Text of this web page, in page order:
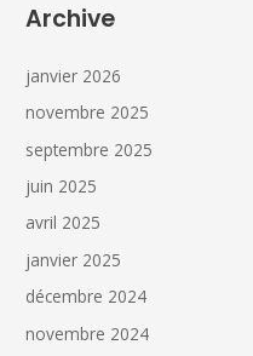
Archive
janvier 2026
novembre 2025
septembre 2025
juin 2025
avril 2025
janvier 2025
décembre 2024
novembre 2024